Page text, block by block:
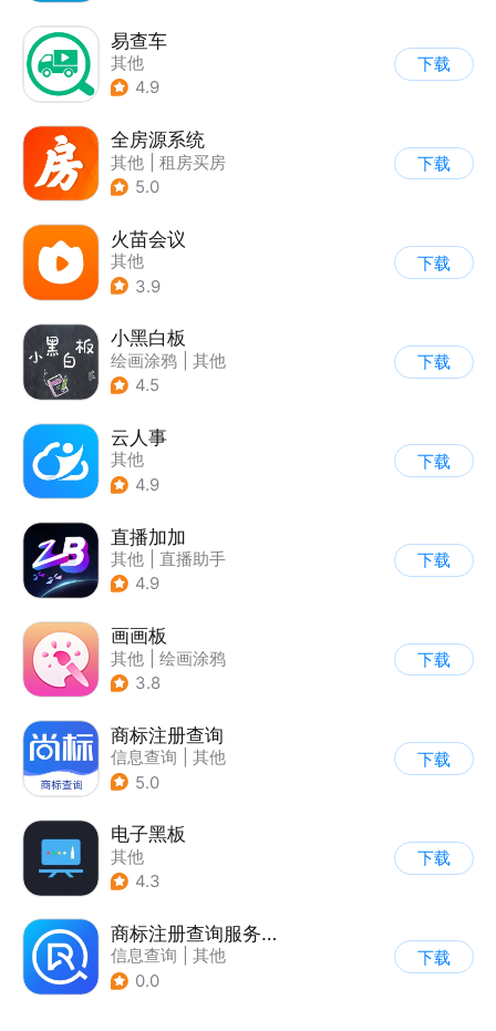
易查车
其他
4.9
下载
全房源系统
其他
租房买房
5.0
下载
火苗会议
其他
3.9
下载
小黑白板
绘画涂鸦
其他
4.5
下载
云人事
其他
4.9
下载
直播加加
其他
直播助手
4.9
下载
画画板
其他
绘画涂鸦
3.8
下载
商标注册查询
信息查询
其他
5.0
下载
电子黑板
其他
4.3
下载
商标注册查询服务软件
信息查询
其他
0.0
下载